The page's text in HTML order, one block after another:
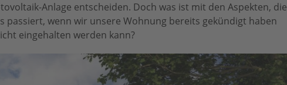
Anlage entscheiden. Doch was ist mit den Aspekten, die
passiert, wenn wir unsere Wohnung bereits gekündigt haben
eingehalten werden kann?